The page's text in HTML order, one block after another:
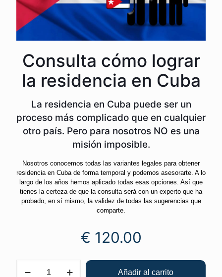
Consulta cómo lograr
la residencia en Cuba
La residencia en Cuba puede ser un
proceso más complicado que en cualquier
otro país. Pero para nosotros NO es una
misión imposible.
Nosotros conocemos todas las variantes legales para obtener
residencia en Cuba de forma temporal y podemos asesorarte. A lo
largo de los años hemos aplicado todas esas opciones. Así que
tienes la certeza de que la consulta será con un experto que ha
probado, en sí mismo, la validez de todas las sugerencias que
comparte.
€ 120.00
Añadir al carrito